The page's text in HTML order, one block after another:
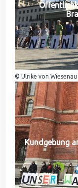
© Ulrike von Wiesenau
Kundgebung